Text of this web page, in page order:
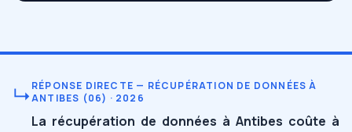
↳ RÉPONSE DIRECTE — RÉCUPÉRATION DE DONNÉES À
ANTIBES (06) · 2026
La récupération de données à Antibes coûte à